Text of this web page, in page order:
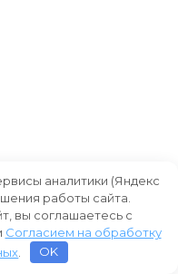
аналитики (Яндекс
работы сайта.
вы соглашаетесь с
Согласием на обработку
OK